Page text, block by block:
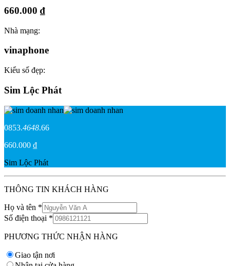
660.000 ₫
Nhà mạng:
vinaphone
Kiểu số đẹp:
Sim Lộc Phát
0853.4648.66
660.000 ₫
Sim Lộc Phát
THÔNG TIN KHÁCH HÀNG
Họ và tên *
Số điện thoại *
PHƯƠNG THỨC NHẬN HÀNG
Giao tận nơi